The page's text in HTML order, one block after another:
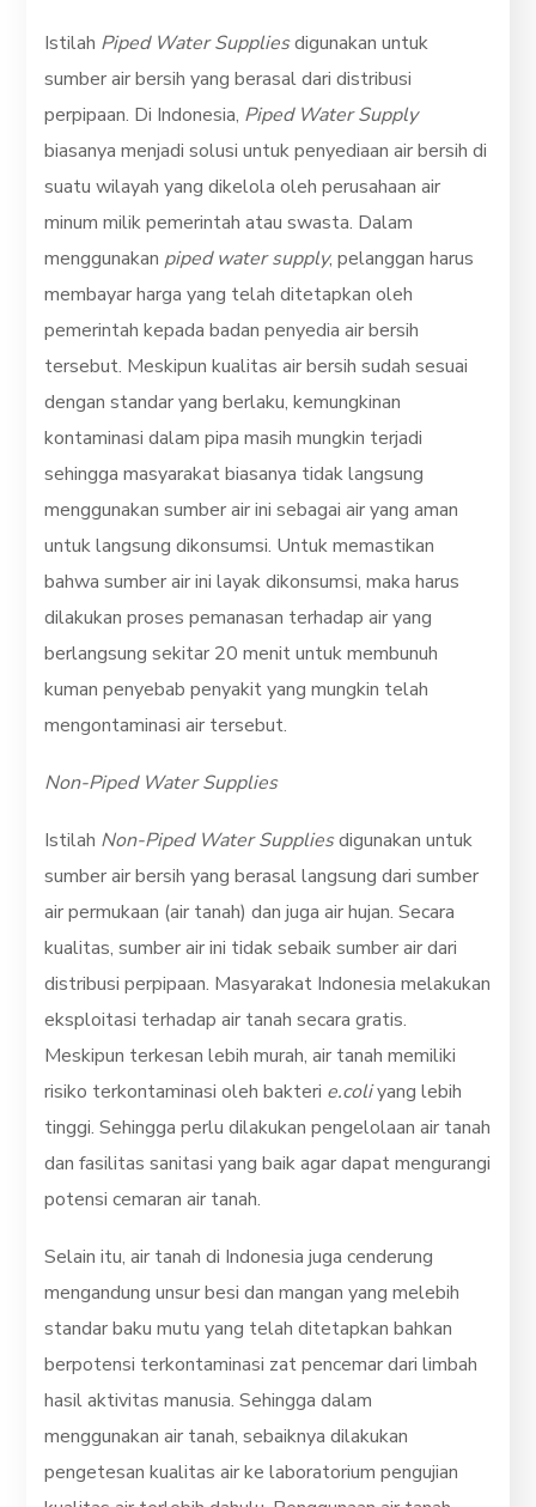
Istilah Piped Water Suppliesdigunakan untuk
sumber air bersih yang berasal dari distribusi
perpipaan. Di Indonesia, Piped Water Supply
biasanya menjadi solusi untuk penyediaan air bersih di
suatu wilayah yang dikelola oleh perusahaan air
minum milik pemerintah atau swasta. Dalam
menggunakan piped water supply, pelanggan harus
membayar harga yang telah ditetapkan oleh
pemerintah kepada badan penyedia air bersih
tersebut. Meskipun kualitas air bersih sudah sesuai
dengan standar yang berlaku, kemungkinan
kontaminasi dalam pipa masih mungkin terjadi
sehingga masyarakat biasanya tidak langsung
menggunakan sumber air ini sebagai air yang aman
untuk langsung dikonsumsi. Untuk memastikan
bahwa sumber air ini layak dikonsumsi, maka harus
dilakukan proses pemanasan terhadap air yang
berlangsung sekitar 20 menit untuk membunuh
kuman penyebab penyakit yang mungkin telah
mengontaminasi air tersebut.
Non-Piped Water Supplies
Istilah Non-Piped Water Suppliesdigunakan untuk
sumber air bersih yang berasal langsung dari sumber
air permukaan (air tanah) dan juga air hujan. Secara
kualitas, sumber air ini tidak sebaik sumber air dari
distribusi perpipaan. Masyarakat Indonesia melakukan
eksploitasi terhadap air tanah secara gratis.
Meskipun terkesan lebih murah, air tanah memiliki
risiko terkontaminasi oleh bakteri e.coliyang lebih
tinggi. Sehingga perlu dilakukan pengelolaan air tanah
dan fasilitas sanitasi yang baik agar dapat mengurangi
potensi cemaran air tanah.
Selain itu, air tanah di Indonesia juga cenderung
mengandung unsur besi dan mangan yang melebih
standar baku mutu yang telah ditetapkan bahkan
berpotensi terkontaminasi zat pencemar dari limbah
hasil aktivitas manusia. Sehingga dalam
menggunakan air tanah, sebaiknya dilakukan
pengetesan kualitas air ke laboratorium pengujian